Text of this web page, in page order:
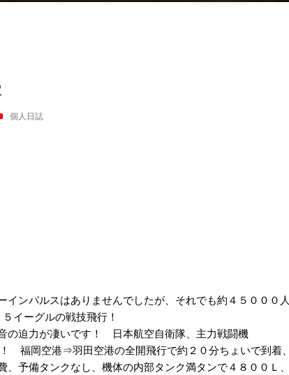
個人日誌
インパルスはありませんでしたが、それでも約４５０００
５イーグルの戦技飛行！
の迫力が凄いです！ 日本航空自衛隊、主力戦闘機
福岡空港⇒羽田空港の全開飛行で約２０分ちょいで到着
、予備タンクなし、機体の内部タンク満タンで４８００Ｌ